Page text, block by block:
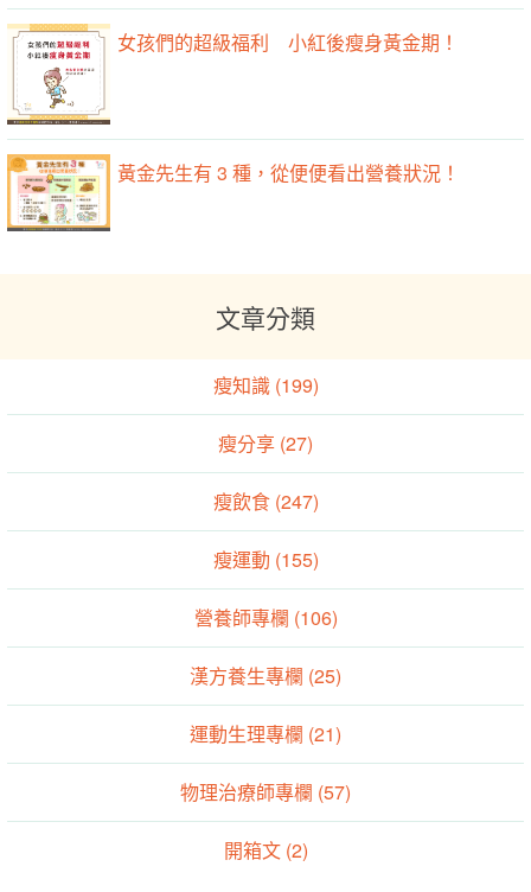
女孩們的超級福利 小紅後瘦身黃金期！
黃金先生有 3 種，從便便看出營養狀況！
文章分類
瘦知識 (199)
瘦分享 (27)
瘦飲食 (247)
瘦運動 (155)
營養師專欄 (106)
漢方養生專欄 (25)
運動生理專欄 (21)
物理治療師專欄 (57)
開箱文 (2)